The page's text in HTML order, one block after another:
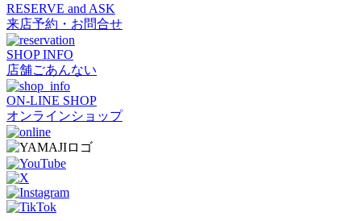
RESERVE and ASK
来店予約・お問合せ
SHOP INFO
店舗ごあんない
ON-LINE SHOP
オンラインショップ